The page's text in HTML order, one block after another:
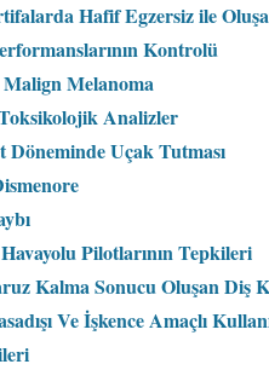
Hafif Egzersiz ile
Kontrolü
Melanoma
Analizler
Uçak Tutması
Pilotlarının Tepkileri
Kalma Sonucu Oluşan Diş
Ve İşkence Amaçlı